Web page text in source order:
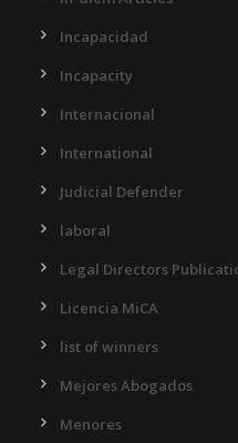
Incapacidad
Incapacity
Internacional
International
Judicial Defender
laboral
Legal Directors
Licencia MiCA
list of winners
Mejores Abogados
Menores